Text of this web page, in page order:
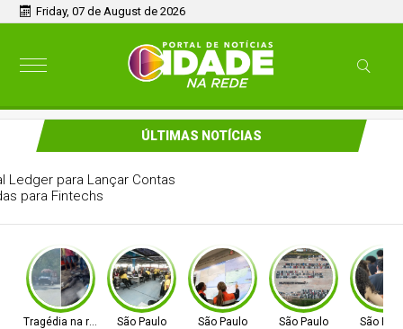
Friday, 07 de August de 2026
ÚLTIMAS NOTÍCIAS
OpenFX Adquire Global Ledger para Lançar Contas
Tragédia na rodoviaSão Paulo São Paulo São Paulo São